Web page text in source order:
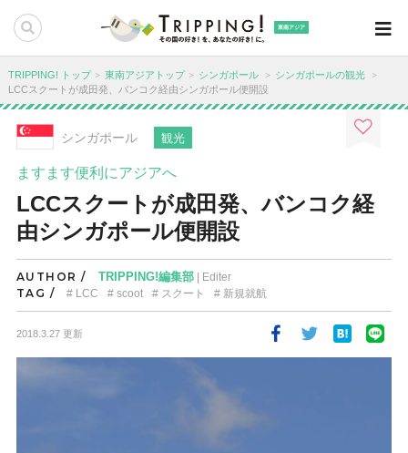
東南アジア
TRIPPING! トップ 東南アジアトップ シンガポール
シンガポールの観光
LCCスクートが成田発、バンコク経由シンガポール便開設
シンガポール 観光
ますます便利にアジアへ
LCCスクートが成田発、バンコク経
由シンガポール便開設
AUTHOR / TRIPPING!編集部| Editer
TAG / LCC scoot スクート 新規就航
2018.3.27 更新